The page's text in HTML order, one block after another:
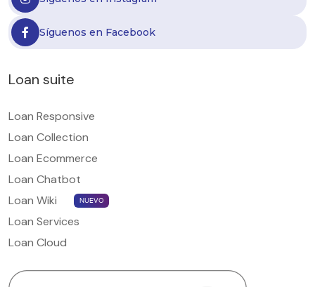
Síguenos en Facebook
Loan suite
Loan Responsive
Loan Collection
Loan Ecommerce
Loan Chatbot
Loan Wiki
NUEVO
Loan Services
Loan Cloud